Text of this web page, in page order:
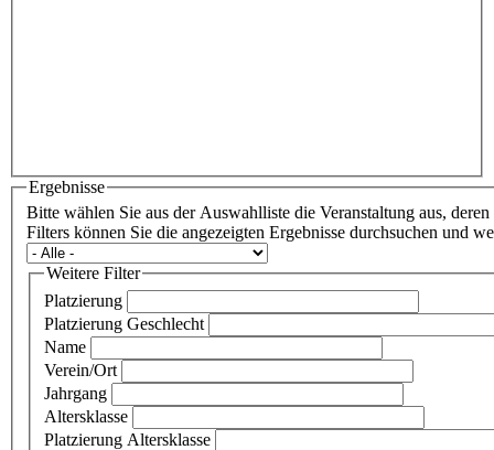
Ergebnisse
Bitte wählen Sie aus der Auswahlliste die Veranstaltung aus,
Filters können Sie die angezeigten Ergebnisse durchsuchen und
Weitere Filter
Platzierung
Platzierung Geschlecht
Name
Verein/Ort
Jahrgang
Altersklasse
Platzierung Altersklasse